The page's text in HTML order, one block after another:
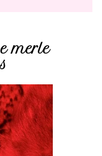
merle